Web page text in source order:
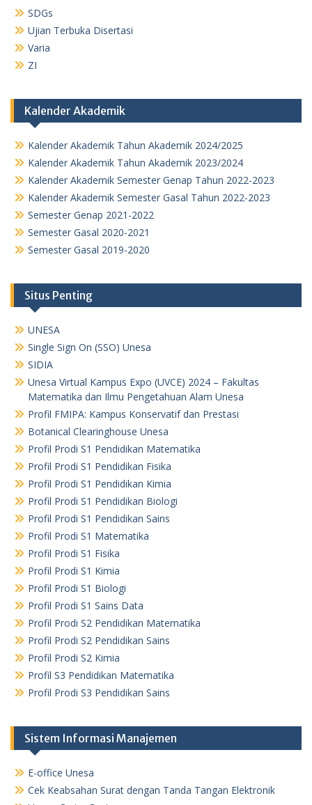
SDGs
Ujian Terbuka Disertasi
Varia
ZI
Kalender Akademik
Kalender Akademik Tahun Akademik 2024/2025
Kalender Akademik Tahun Akademik 2023/2024
Kalender Akademik Semester Genap Tahun 2022-2023
Kalender Akademik Semester Gasal Tahun 2022-2023
Semester Genap 2021-2022
Semester Gasal 2020-2021
Semester Gasal 2019-2020
Situs Penting
UNESA
Single Sign On (SSO) Unesa
SIDIA
Unesa Virtual Kampus Expo (UVCE) 2024 – Fakultas
Matematika dan Ilmu Pengetahuan Alam Unesa
Profil FMIPA: Kampus Konservatif dan Prestasi
Botanical Clearinghouse Unesa
Profil Prodi S1 Pendidikan Matematika
Profil Prodi S1 Pendidikan Fisika
Profil Prodi S1 Pendidikan Kimia
Profil Prodi S1 Pendidikan Biologi
Profil Prodi S1 Pendidikan Sains
Profil Prodi S1 Matematika
Profil Prodi S1 Fisika
Profil Prodi S1 Kimia
Profil Prodi S1 Biologi
Profil Prodi S1 Sains Data
Profil Prodi S2 Pendidikan Matematika
Profil Prodi S2 Pendidikan Sains
Profil Prodi S2 Kimia
Profil S3 Pendidikan Matematika
Profil Prodi S3 Pendidikan Sains
Sistem Informasi Manajemen
E-office Unesa
Cek Keabsahan Surat dengan Tanda Tangan Elektronik